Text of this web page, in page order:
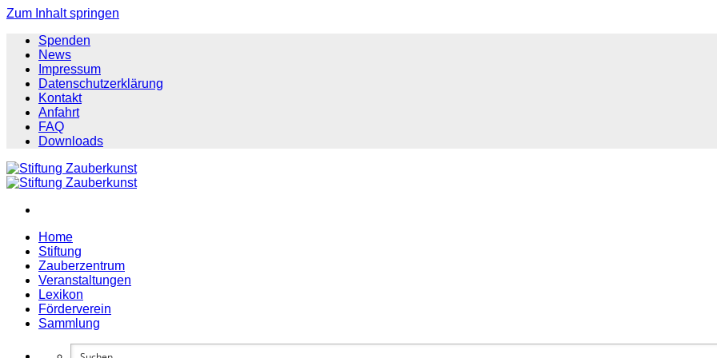
Zum Inhalt springen
Spenden
News
Impressum
Datenschutzerklärung
Kontakt
Anfahrt
FAQ
Downloads
Home
Stiftung
Zauberzentrum
Veranstaltungen
Lexikon
Förderverein
Sammlung